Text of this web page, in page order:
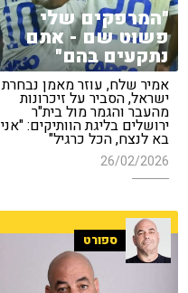
"המרפקים שלי
פשוט שם - אתם
נתקעים בהם"
אמיר שלח, עוזר מאמן נבחרת
ישראל, הסביר על זיכרונות
מהעבר והגמר מול בית"ר
ירושלים בליגת הוותיקים: "אני
בא לנצח, הכל כרגיל"
26/02/2026
ספורט